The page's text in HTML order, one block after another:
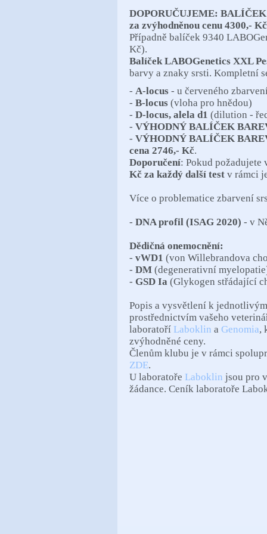
DOPORUČUJEME: BALÍČEK
za zvýhodněnou cenu 4300,-
Případně balíček 9340
Kč).
Balíček LABOGenetics XXL
barvy a znaky srsti. Kompletní
- A-locus - u červeného
- B-locus (vloha pro hnědou)
- D-locus, alela d1 (dilution -
- VÝHODNÝ BALÍČEK
- VÝHODNÝ BALÍČEK
cena 2746,- Kč.
Doporučení: Pokud
Kč za každý další test v rámci
Více o problematice zbarvení
- DNA profil (ISAG 2020) - v
Dědičná onemocnění:
- vWD1 (von Willebrandova
- DM (degenerativní
- GSD Ia (Glykogen střádající
Popis a vysvětlení k
prostřednictvím vašeho
laboratoří Laboklin a Genomia,
zvýhodněné ceny.
Členům klubu je v rámci
ZDE.
U laboratoře Laboklin jsou pro
žádance. Ceník laboratoře